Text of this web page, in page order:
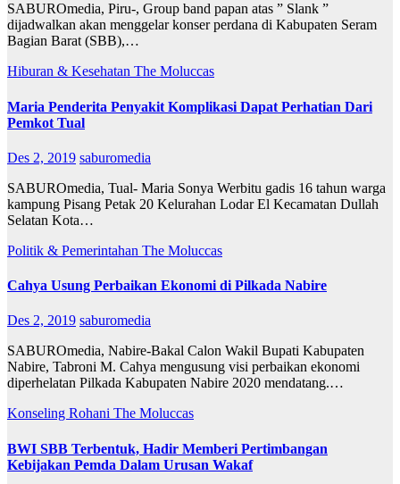
SABUROmedia, Piru-, Group band papan atas ” Slank ”
dijadwalkan akan menggelar konser perdana di Kabupaten Seram
Bagian Barat (SBB),…
Hiburan & Kesehatan The Moluccas
Maria Penderita Penyakit Komplikasi Dapat Perhatian Dari
Pemkot Tual
Des 2, 2019 saburomedia
SABUROmedia, Tual- Maria Sonya Werbitu gadis 16 tahun warga
kampung Pisang Petak 20 Kelurahan Lodar El Kecamatan Dullah
Selatan Kota…
Politik & Pemerintahan The Moluccas
Cahya Usung Perbaikan Ekonomi di Pilkada Nabire
Des 2, 2019 saburomedia
SABUROmedia, Nabire-Bakal Calon Wakil Bupati Kabupaten
Nabire, Tabroni M. Cahya mengusung visi perbaikan ekonomi
diperhelatan Pilkada Kabupaten Nabire 2020 mendatang.…
Konseling Rohani The Moluccas
BWI SBB Terbentuk, Hadir Memberi Pertimbangan
Kebijakan Pemda Dalam Urusan Wakaf